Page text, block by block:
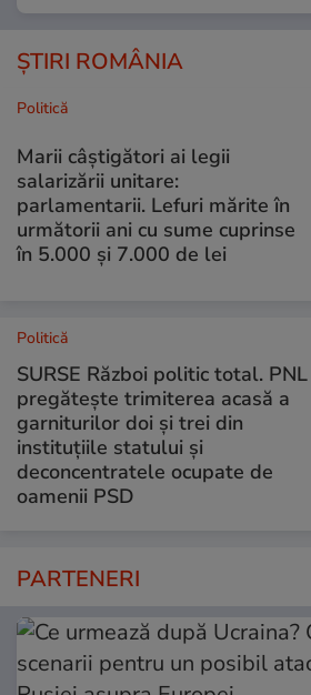
ȘTIRI ROMÂNIA
Politică
Marii câștigători ai legii
salarizării unitare:
parlamentarii. Lefuri mărite în
următorii ani cu sume cuprinse
în 5.000 și 7.000 de lei
Politică
SURSE Război politic total. PNL
pregătește trimiterea acasă a
garniturilor doi și trei din
instituțiile statului și
deconcentratele ocupate de
oamenii PSD
PARTENERI